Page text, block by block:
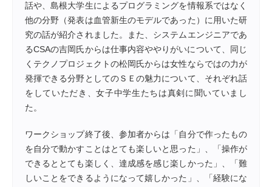
話や、島根大学生によるプログラミングを情報系ではなく
他の分野（発表は血管新生のモデルであった）に用いた研
究の話が紹介されました。また、システムエンジニアであ
るCSAの吉岡氏からは仕事内容ややりがいについて、同じ
くテクノプロジェクトの松岡氏からは女性ならではの力が
発揮できる分野としてのＳＥの魅力について、それぞれ話
をしていただき、女子中学生たちは真剣に聞いていまし
た。
ワークショップ終了後、参加者からは「自分で作ったもの
を自分で動かすことはとても楽しいと思った」、「操作が
できるととても楽しく、達成感を感じ楽しかった」、「難
しいことをできるようになって嬉しかった」、「経験にな